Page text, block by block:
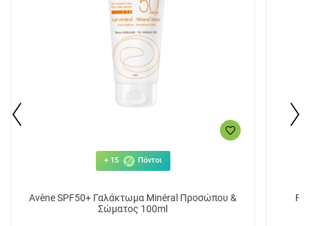
+ 15 Πόντοι
Avène SPF50+ Γαλάκτωμα Minéral Προσώπου &
Σώματος 100ml